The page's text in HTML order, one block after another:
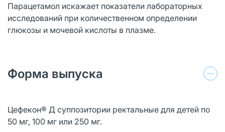
Парацетамол искажает показатели лабораторных
исследований при количественном определении
глюкозы и мочевой кислоты в плазме.
Форма выпуска
Цефекон® Д суппозитории ректальные для детей по
50 мг, 100 мг или 250 мг.